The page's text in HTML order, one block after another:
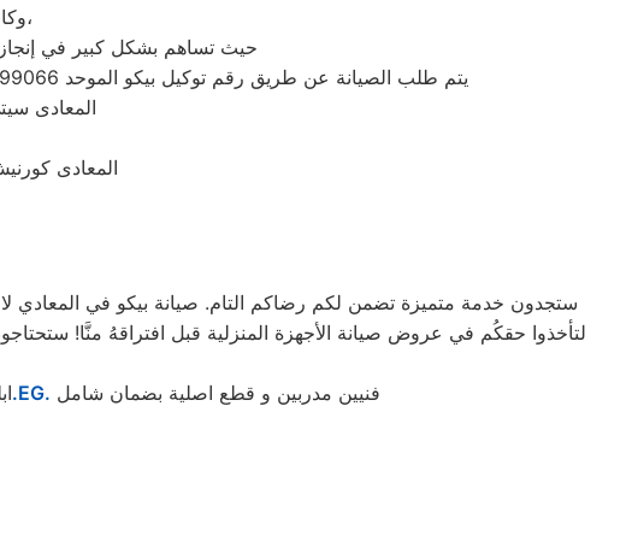
وكافة الأجهزة المختلفة تعتبر الأزمة شائعة لدى الجميع،
حيث تساهم بشكل كبير في إنجاز
يتم طلب الصيانة عن طريق رقم توكيل بيكو الموحد 0235699066 أو الموقع الالكترونى او الارقام المبينة بالموقع . يتم خلال دقائق تسجيل الطلب ويتابع مندوب خاص
المعادى
المعادى
ستجدون خدمة متميزة تضمن لكم رضاكم التام. صيانة بيكو في المعادي لا
.EG. فنيين مدربين و قطع اصلية بضمان شامل